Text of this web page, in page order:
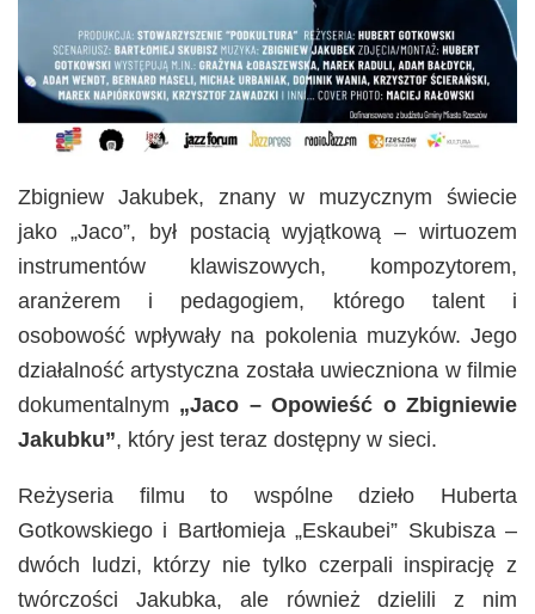
Zbigniew Jakubek, znany w muzycznym świecie
jako „Jaco”, był postacią wyjątkową – wirtuozem
instrumentów klawiszowych, kompozytorem,
aranżerem i pedagogiem, którego talent i
osobowość wpływały na pokolenia muzyków. Jego
działalność artystyczna została uwieczniona w filmie
dokumentalnym „Jaco – Opowieść o Zbigniewie
Jakubku”, który jest teraz dostępny w sieci.
Reżyseria filmu to wspólne dzieło Huberta
Gotkowskiego i Bartłomieja „Eskaubei” Skubisza –
dwóch ludzi, którzy nie tylko czerpali inspirację z
twórczości Jakubka, ale również dzielili z nim